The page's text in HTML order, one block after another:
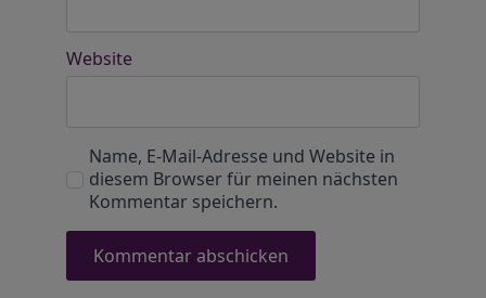
Website
Name, E-Mail-Adresse und Website in
diesem Browser für meinen nächsten
Kommentar speichern.